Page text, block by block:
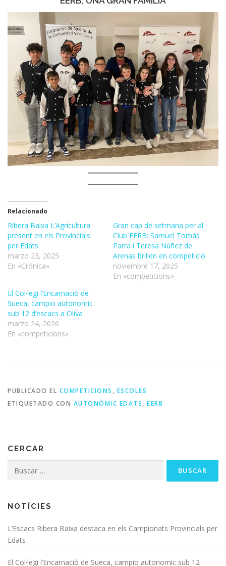
Relacionado
Ribera Baixa L’Agricultura
present en els Provincials
per Edats
marzo 23, 2025
En «Crónica»
Gran cap de setmana per al
Club EERB: Samuel Tomás
Parra i Teresa Núñez de
Arenas brillen en competició
noviembre 17, 2025
En «competicions»
El Col·legi l’Encarnació de
Sueca, campio autonomic
sub 12 d’escacs a Oliva
marzo 24, 2026
En «competicions»
PUBLICADO EL COMPETICIONS , ESCOLES
ETIQUETADO CON AUTONÒMIC EDATS, EERB
CERCAR
NOTÍCIES
L’Escacs Ribera Baixa destaca en els Campionats Provincials per
Edats
El Col·legi l’Encarnació de Sueca, campio autonomic sub 12